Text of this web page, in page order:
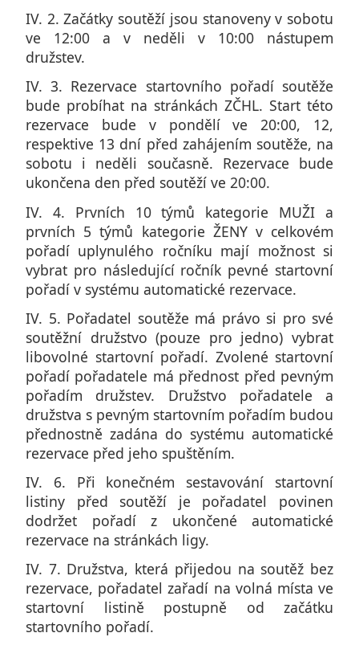
IV. 2. Začátky soutěží jsou stanoveny v sobotu
ve 12:00 a v neděli v 10:00 nástupem
družstev.
IV. 3. Rezervace startovního pořadí soutěže
bude probíhat na stránkách ZČHL. Start této
rezervace bude v pondělí ve 20:00, 12,
respektive 13 dní před zahájením soutěže, na
sobotu i neděli současně. Rezervace bude
ukončena den před soutěží ve 20:00.
IV. 4. Prvních 10 týmů kategorie MUŽI a
prvních 5 týmů kategorie ŽENY v celkovém
pořadí uplynulého ročníku mají možnost si
vybrat pro následující ročník pevné startovní
pořadí v systému automatické rezervace.
IV. 5. Pořadatel soutěže má právo si pro své
soutěžní družstvo (pouze pro jedno) vybrat
libovolné startovní pořadí. Zvolené startovní
pořadí pořadatele má přednost před pevným
pořadím družstev. Družstvo pořadatele a
družstva s pevným startovním pořadím budou
přednostně zadána do systému automatické
rezervace před jeho spuštěním.
IV. 6. Při konečném sestavování startovní
listiny před soutěží je pořadatel povinen
dodržet pořadí z ukončené automatické
rezervace na stránkách ligy.
IV. 7. Družstva, která přijedou na soutěž bez
rezervace, pořadatel zařadí na volná místa ve
startovní listině postupně od začátku
startovního pořadí.